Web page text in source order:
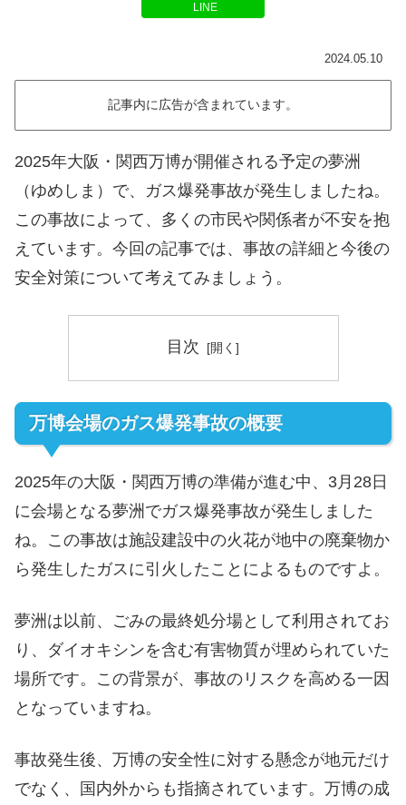
LINE
2024.05.10
記事内に広告が含まれています。
2025年大阪・関西万博が開催される予定の夢洲
（ゆめしま）で、ガス爆発事故が発生しましたね。
この事故によって、多くの市民や関係者が不安を抱
えています。今回の記事では、事故の詳細と今後の
安全対策について考えてみましょう。
目次
万博会場のガス爆発事故の概要
2025年の大阪・関西万博の準備が進む中、3月28日
に会場となる夢洲でガス爆発事故が発生しました
ね。この事故は施設建設中の火花が地中の廃棄物か
ら発生したガスに引火したことによるものですよ。
夢洲は以前、ごみの最終処分場として利用されてお
り、ダイオキシンを含む有害物質が埋められていた
場所です。この背景が、事故のリスクを高める一因
となっていますね。
事故発生後、万博の安全性に対する懸念が地元だけ
でなく、国内外からも指摘されています。万博の成